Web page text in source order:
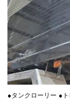
●タンクローリー ●